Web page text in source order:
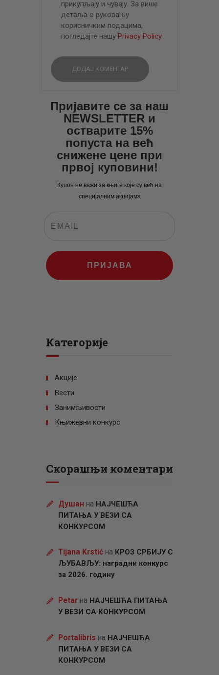
прикупљају и чувају. За више
детаља о руковању
корисничким подацима,
погледајте нашу Privacy Policy.
Пријавите се за наш
NEWSLETTER и
остварите 15%
попуста на већ
снижене цене при
првој куповини!
Купон не важи за књиге које су већ на
специјалним акцијама
ПРИЈАВА
Категорије
Акције
Вести
Занимљивости
Књижевни конкурс
Скорашњи коментари
Душан на НАЈЧЕШЋА
ПИТАЊА У ВЕЗИ СА
КОНКУРСОМ
Tijana Krstićна КРОЗ СРБИЈУ С
ЉУБАВЉУ: наградни конкурс
за 2026. годину
Petarна НАЈЧЕШЋА ПИТАЊА
У ВЕЗИ СА КОНКУРСОМ
Portalibris на НАЈЧЕШЋА
ПИТАЊА У ВЕЗИ СА
КОНКУРСОМ